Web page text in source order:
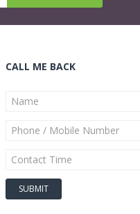
CALL ME BACK